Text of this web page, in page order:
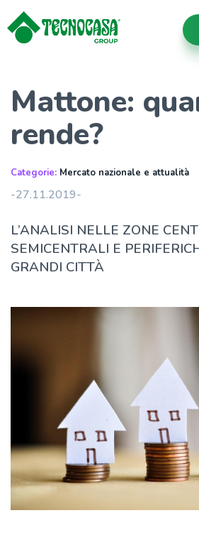
Mattone:
rende?
Categorie: Mercato nazionale e attualità
-27.11.2019-
L’ANALISI NELLE ZONE
SEMICENTRALI E
GRANDI CITTÀ